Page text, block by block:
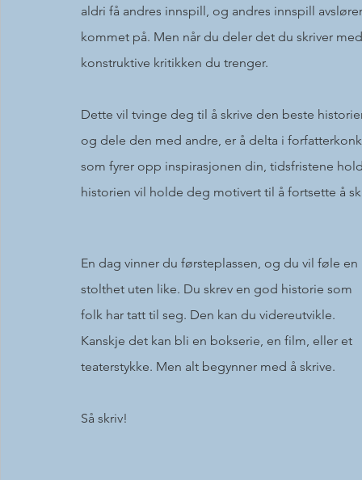
aldri få andres innspill, og andres innspill
kommet på. Men når du deler det du skriver
konstruktive kritikken du trenger.
Dette vil tvinge deg til å skrive den beste
og dele den med andre, er å delta i
som fyrer opp inspirasjonen din, tidsfristene
historien vil holde deg motivert til å fortsette å
En dag vinner du førsteplassen, og du vil føle en
stolthet uten like. Du skrev en god historie som
folk har tatt til seg. Den kan du videreutvikle.
Kanskje det kan bli en bokserie, en film, eller et
teaterstykke. Men alt begynner med å skrive.
Så skriv!